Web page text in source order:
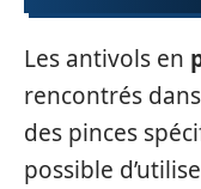
Les antivols en
rencontrés
des pinces
possible